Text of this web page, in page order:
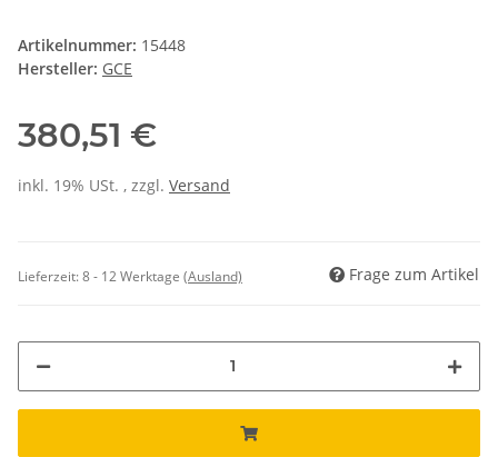
Artikelnummer: 15448
Hersteller: GCE
380,51 €
inkl. 19% USt. , zzgl. Versand
Lieferzeit:8 - 12 Werktage (Ausland) Frage zum Artikel